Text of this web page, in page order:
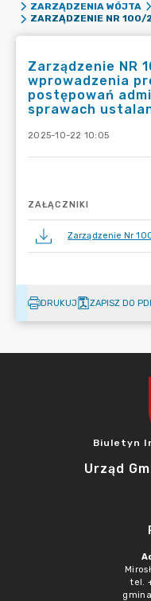
ZARZĄDZENIA WÓJTA
Zarządzenie NR
wprowadzenia
postępowań
sprawach
2025-10-22 10:05
ZAŁĄCZNIKI
Zarządzenie Nr
DRUKUJ ZAPISZ DO
Biuletyn
Urząd
tel.